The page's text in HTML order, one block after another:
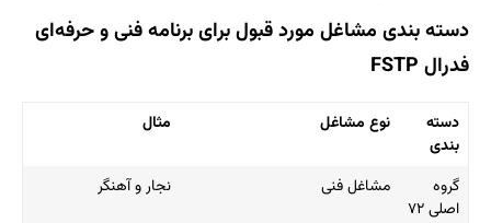
دسته بندی مشاغل مورد قبول برای برنامه فنی و حرفه‌ای
فدرال FSTP
دسته
بندی
نوع مشاغل مثال
گروه
اصلی ۷۲
مشاغل فنی نجار و آهنگر